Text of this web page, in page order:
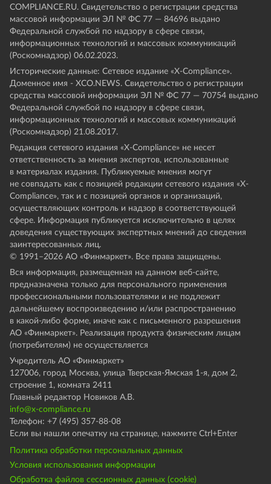
COMPLIANCE.RU. Свидетельство о регистрации средства
массовой информации ЭЛ № ФС 77 — 84696 выдано
Федеральной службой по надзору в сфере связи,
информационных технологий и массовых коммуникаций
(Роскомнадзор) 06.02.2023.
Исторические данные: Сетевое издание «Х-Compliance».
Доменное имя - XCO.NEWS. Свидетельство о регистрации
средства массовой информации ЭЛ № ФС 77 — 70754 выдано
Федеральной службой по надзору в сфере связи,
информационных технологий и массовых коммуникаций
(Роскомнадзор) 21.08.2017.
Редакция сетевого издания «X-Compliance» не несет
ответственность за мнения экспертов, использованные
в материалах издания. Публикуемые мнения могут
не совпадать как с позицией редакции сетевого издания «X-
Compliance», так и с позицией органов и организаций,
осуществляющих контроль и надзор в соответствующей
сфере. Информация публикуется исключительно в целях
доведения существующих экспертных мнений до сведения
заинтересованных лиц.
© 1991–2026 АО «Финмаркет». Все права защищены.
Вся информация, размещенная на данном веб-сайте,
предназначена только для персонального применения
профессиональными пользователями и не подлежит
дальнейшему воспроизведению и/или распространению
в какой-либо форме, иначе как с письменного разрешения
АО «Финмаркет». Реализация продукта физическим лицам
(потребителям) не осуществляется
Учредитель АО «Финмаркет»
127006, город Москва, улица Тверская-Ямская 1-я, дом 2,
строение 1, комната 2411
Главный редактор Новиков А.В.
info@x-compliance.ru
Телефон: +7 (495) 357-88-08
Если вы нашли опечатку на странице, нажмите Ctrl+Enter
Политика обработки персональных данных
Условия использования информации
Обработка файлов сессионных данных (cookie)